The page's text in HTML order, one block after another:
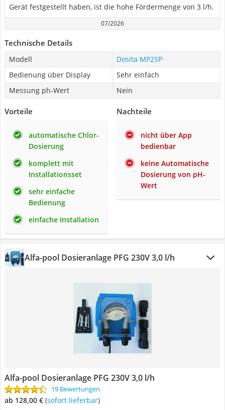
Gerät festgestellt haben, ist die hohe Fördermenge von 3 l/h.
07/2026
Technische Details
Modell
Dosita MP2SP
Bedienung über Display
Sehr einfach
Messung ph-Wert
Nein
Vorteile
automatische Chlor-
Dosierung
komplett mit
Installationsset
sehr einfache
Bedienung
einfache Installation
Nachteile
nicht über App
bedienbar
keine Automatische
Dosierung von pH-
Wert
Alfa-pool Dosieranlage PFG 230V 3,0 l/h
Alfa-pool Dosieranlage PFG 230V 3,0 l/h
19 Bewertungen
ab 128,00 € ( Sofort lieferbar)